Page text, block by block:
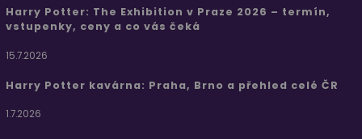
Harry Potter: The Exhibition v Praze 2026 – termín,
vstupenky, ceny a co vás čeká
15.7.2026
Harry Potter kavárna: Praha, Brno a přehled celé ČR
1.7.2026